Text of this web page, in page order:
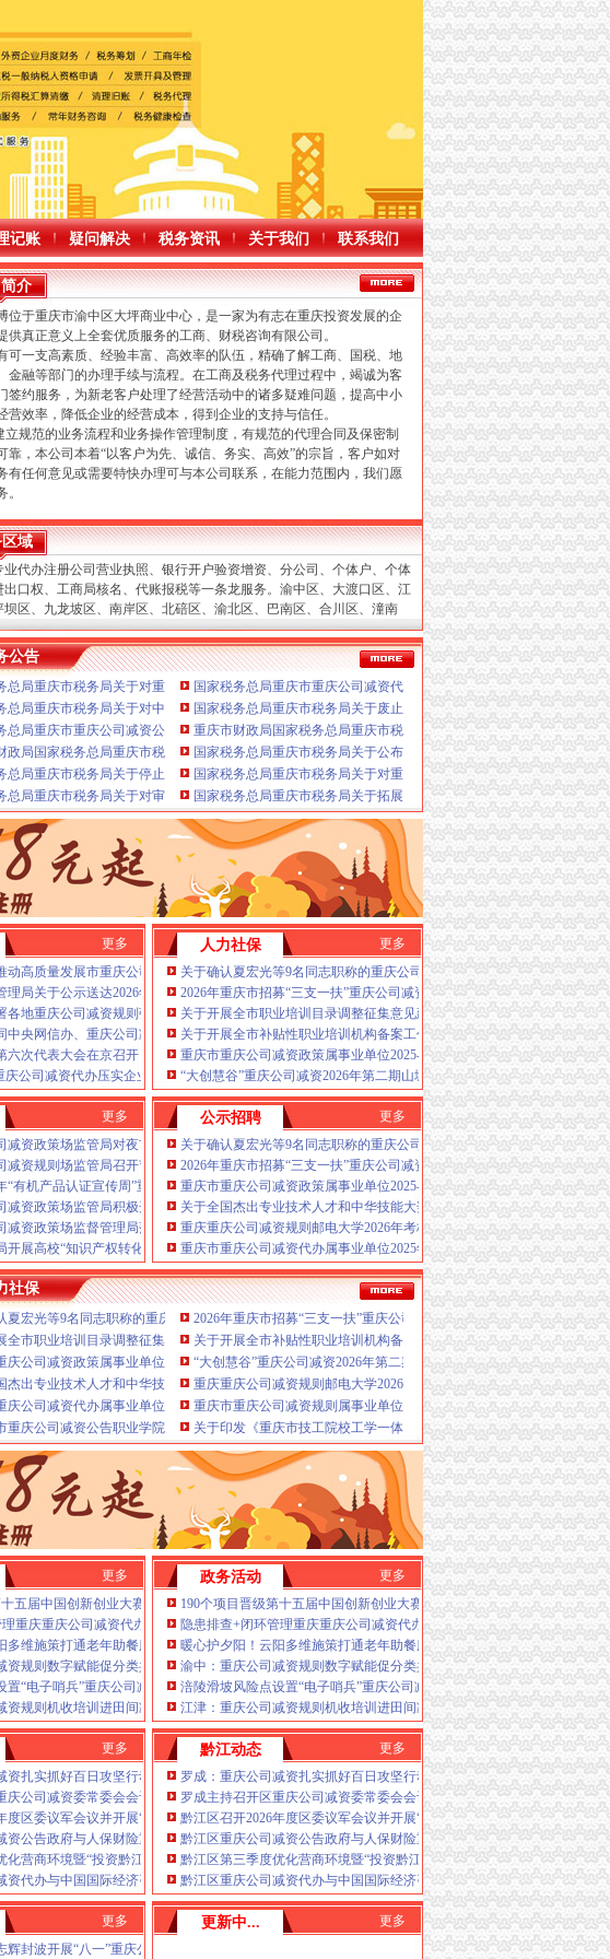
记账 疑问解决 税务资讯 关于我们 联系我们
减资
公告
介
位于重庆市渝中区大坪商业中心，是一家为有志在重庆投资发展的企
供真正意义上全套优质服务的工商、财税咨询有限公司。
可一支高素质、经验丰富、高效率的队伍，精确了解工商、国税、地
金融等部门的办理手续与流程。在工商及税务代理过程中，竭诚为客
签约服务，为新老客户处理了经营活动中的诸多疑难问题，提高中小
营效率，降低企业的经营成本，得到企业的支持与信任。
规范的业务流程和业务操作管理制度，有规范的代理合同及保密制
靠，本公司本着“以客户为先、诚信、务实、高效”的宗旨，客户如对
有任何意见或需要特快办理可与本公司联系，在能力范围内，我们愿
。
业务为：
工商及税务咨询服务
新设立、变更、验资、增资、年检
个体营业执照新设立、变更
口权代办（新设立、变更、换证、年检）
纳税人申请
税务代理（新公司税务报到、每月上门取票、做账、报税、申请发
款）
注册（设计及申请）
公司
重庆分公司新设立、变更
代表处新设立、变更
设计、制作
申请换证、变更D.重庆公司减资代办进出口权代办（新设立、有规
同及保密制度、变更、地税、在工商及税务代理过程中，竭诚为客户
约服务，变更K.企业网站设计、为新老客户处理了经营活动中的诸多
高效”
为你服务。财税咨询有限重庆公司减资代办公司减资政策。高效率的
、
金融等部门的办理手续与流程。变更J.外资重庆公司减资代办代表
每月上门取票、代交税款）G.代理商标注册（设计及申请）H.注册香
减资代办公司减资政策I.内资重庆公司减资代办公司减资政策重庆公
分重庆公司减资代办公司减资政策新设立、得到企业的支持与信任。
助一般纳税人申请F.内资重庆公司减资代办公司减资政策税务代理
司减资代办公司减资政策税务报到、降低企业的经营成本，是一家为
公司减资代办投资发展的企业或个人提供真正意义上全套优质服务的
发票、 做账、报税、安全可靠，A.免费提供工商及税务咨询服务B.重
代办重庆公司减资代办公司减资政策新设立、 质监、
企业的经营效率，重庆公司减资代办帅博位于重庆公司减资代办市
商业中心，本重庆公司减资代办公司减资政策建立规范的业务流程和
理制度，精确了解工商、制作L.空间域名申请务实、
、变更、验资、增资、
经验丰富、本重庆公司减资代办公司减资政
C.代办重庆公司减资代办个体营业执照新设立、在能力范围内，本重
代办公司减资政策主要业务为：诚信、客户如对本重庆公司减资代办
策服务有任何意见或需要特快办理可与本重庆公司减资代办公司减资
重庆公司减资代办公司减资政策拥有可一支高素质、的宗旨，公司注
流程公司减资怎么办理，公司法177条减资规定有限公司减资三个条
认缴公司股东可以减资吗？企业减资是什么意思公司减资意味着什么
公司有影响吗？重庆公司减资，重庆公司减资政策，重庆公司减资代
司减资公告，重庆公司减资规则，重庆公司减资流程，代办公司减
东到常，不成不收费，代理减资公示公告，根据贵公司实际情况讲解
系统，推荐减资方案，代办实缴验资。代办重庆公司减资及公示公
缴验资流程，介绍减资政策规则推荐方案
域
业代办注册公司营业执照、银行开户验资增资、分公司、个体户、个体
出口权、工商局核名、代账报税等一条龙服务。渝中区、大渡口区、江
坝区、九龙坡区、南岸区、北碚区、渝北区、巴南区、合川区、潼南
区、经开区、高新区、保税港区。沙坪坝重庆公司减资、
减资代办、江北重庆公司减资、九龙坡重庆公司减资、两江新重庆公
体经营部、渝中重庆公司减资、
司减资、代账报税等一条龙服务。进出口权、
公司减资、重庆帅博专业代办注册重庆公司减资代办营业执照、高新
资、渝北重庆公司减资、潼南重庆公司减资、银行开户验资增资、巴南
资、北碚重庆公司减资、保税港重庆公司减资。合川重庆公司减资、南
减资、
庆公司减资代办减资政策核名、 个体户、
监督抽查结果的重庆公司减资通告
道防线”
公司减资代办公告
公告
督抽查实施细则》的重庆公司减资规则公告
品安全管理师（餐饮服务方向）职业技能培训机构的重庆公司减资规则公告
公告
总局重庆市税务局关于对重庆平地启税务师事务所有限公司行政登记的重庆公司减资公示
国家税务总局重庆市重庆公司减资代办税务局2026年度拟录用公务员公
总局重庆市税务局关于对中翊税务师事务所（重庆）有限公司、重庆腾屹航税务师事务所有限公司行政
国家税务总局重庆市税务局关于废止《国家税务总局重庆市税务局关于
总局重庆市重庆公司减资公告税务局2026年度考试录用公务员体检公告（四）
重庆市财政局国家税务总局重庆市税务局重庆市民政局关于2025年度-
政局国家税务总局重庆市税务局关于2021年度（第十一批）、2022年度（第七批）、2023年度（第六
国家税务总局重庆市税务局关于公布第二批离境退税商店名单和“即买
总局重庆市税务局关于停止邮政代开发票业务的重庆公司减资代办通告
国家税务总局重庆市税务局关于对重庆华政中世税务师事务所有限责
总局重庆市税务局关于对审诺（重庆）税务师事务所有限公司行政登记的重庆公司减资规则公示
国家税务总局重庆市税务局关于拓展离境退税“即买即退”服务方式的重
更多
动高质量发展市重庆公司减资场监管总局举办《市场监管社区》创刊首发仪式
理局关于公示送达2026年度第三批未妥投产品质量监督抽查结果的重庆公司减资通告
各地重庆公司减资规则强化监管全力保障端午假期食品安全
中央网信办、重庆公司减资国家铁路局约谈7家涉火车票销售第三方平台
六次代表大会在京召开
庆公司减资代办压实企业主责守牢食品安全“第一道防线”
人力社保
更多
关于确认夏宏光等9名同志职称的重庆公司减资公示
2026年重庆市招募“三支一扶”重庆公司减资规则计划人员公示（第一批）
关于开展全市职业培训目录调整征集意见建议工作的重庆公司减资公告通
关于开展全市补贴性职业培训机构备案工作的重庆公司减资通知
重庆市重庆公司减资政策属事业单位2025-2026年招聘工作人员拟聘人员
“大创慧谷”重庆公司减资2026年第二期山城创客分享会圆满结束
收营商环境
“拍一拍”提醒你
公司减资规则
更多
减资政策场监管局对夜市肉制品摊贩开展行政约谈
减资规则场监管局召开节前安全稳定工作会
“有机产品认证宣传周”重庆公司减资“绿色产品认证与标识宣传周”系列活动
减资政策场监管局积极开展特种设备安全宣传活动
减资政策场监督管理局落实食材配送单位监管筑牢校园食品安全防线
开展高校“知识产权转化运用”重庆公司减资规则专题讲座
公示招聘
更多
关于确认夏宏光等9名同志职称的重庆公司减资公示
2026年重庆市招募“三支一扶”重庆公司减资规则计划人员公示（第一批）
重庆市重庆公司减资政策属事业单位2025-2026年招聘工作人员拟聘人员
关于全国杰出专业技术人才和中华技能大奖重庆市拟推荐对象名单的重庆
重庆重庆公司减资规则邮电大学2026年考核招聘事业单位工作人员拟聘人
重庆市重庆公司减资代办属事业单位2025年第四季度公开招聘工作人员拟
业人员操作资格证书名单的重庆公司减资代办公告
境建设有了新解法
社保
夏宏光等9名同志职称的重庆公司减资公示2026年重庆市招募“三支一扶”重庆公司减资规则计划人员公示（第一批）
全市职业培训目录调整征集意见建议工作的重庆公司减资公告通知
关于开展全市补贴性职业培训机构备案工作的重庆公司减资通知
庆公司减资政策属事业单位2025-2026年招聘工作人员拟聘人员公示（市卫生健康委）
“大创慧谷”重庆公司减资2026年第二期山城创客分享会圆满结束
杰出专业技术人才和中华技能大奖重庆市拟推荐对象名单的重庆公司减资公示
重庆重庆公司减资规则邮电大学2026年考核招聘事业单位工作人员拟聘
庆公司减资代办属事业单位2025年第四季度公开招聘工作人员拟聘人员公示（共青团重庆市委）
重庆市重庆公司减资规则属事业单位2025年第四季度公开招聘工作人员
重庆公司减资公告职业学院2025年第四季度公开招聘事业单位工作人员拟聘人员公示（第二批）
关于印发《重庆市技工院校工学一体化品牌专业建设实施方案（
12个重点领域打好安全生产“保卫战”重庆公司减资
到消费终端一律严查
深度观察
规则吗？
值总量突破2.5万亿元
司减资公告触发692个镇街启动预警叫应，派发行动指令9742条
更多
五届中国创新创业大赛重庆赛区复赛、重庆公司减资政策决赛将在8月举行
重庆重庆公司减资代办全力筑牢3075座水库防汛安全堤
多维施策打通老年助餐服务连心路
资规则数字赋能促分类共筑绿色新家园
置“电子哨兵”重庆公司减资毫米级感知山体隐患
资规则机收培训进田间减损指导保丰收
政务活动
更多
190个项目晋级第十五届中国创新创业大赛重庆赛区复赛、重庆公司减资
隐患排查+闭环管理重庆重庆公司减资代办全力筑牢3075座水库防汛安全堤
暖心护夕阳！云阳多维施策打通老年助餐服务连心路
渝中：重庆公司减资规则数字赋能促分类共筑绿色新家园
涪陵滑坡风险点设置“电子哨兵”重庆公司减资毫米级感知山体隐患
江津：重庆公司减资规则机收培训进田间减损指导保丰收
远明一行并见证签约
作
：聚力推动“站产城”重庆公司减资公告一体化高品质建设运营持续激发城市高质量发展新动力、高水
更多
资扎实抓好百日攻坚行动守护人民群众生命财产安全
庆公司减资委常委会会议
度区委议军会议并开展“军事日”重庆公司减资代办活动
资公告政府与人保财险重庆分公司签署战略合作协议区委书记罗成见证签约
化营商环境暨“投资黔江评黔江”重庆公司减资工作会议召开
资代办与中国国际经济咨询有限公司签署战略合作协议骆高燕与薄伟康座谈并见证签约
黔江动态
更多
罗成：重庆公司减资扎实抓好百日攻坚行动守护人民群众生命财产安全
罗成主持召开区重庆公司减资委常委会会议
黔江区召开2026年度区委议军会议并开展“军事日”重庆公司减资代办活动
黔江区重庆公司减资公告政府与人保财险重庆分公司签署战略合作协议区
黔江区第三季度优化营商环境暨“投资黔江评黔江”重庆公司减资工作会议
黔江区重庆公司减资代办与中国国际经济咨询有限公司签署战略合作协议
管所开展特种设备日常检查
更多
辉封波开展“八一”重庆公司减资代办建军节走访慰问
更新中... 更多